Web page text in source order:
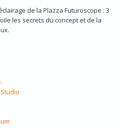
de la Plazza Futuroscope : 3
les secrets du concept et de la